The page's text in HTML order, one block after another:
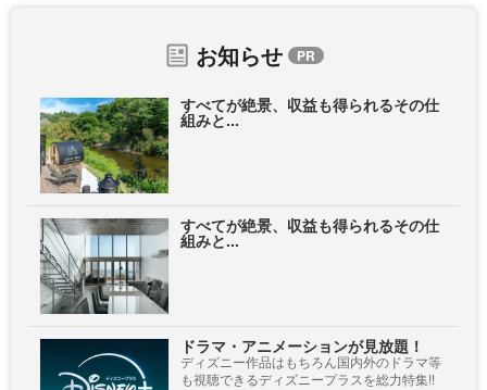
お知らせ
すべてが絶景、収益も得られるその仕
組みと...
すべてが絶景、収益も得られるその仕
組みと...
ドラマ・アニメーションが見放題！
ディズニー作品はもちろん国内外のドラマ等
も視聴できるディズニープラスを総力特集!!